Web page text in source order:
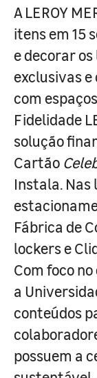
A LEROY
itens em 15
e decorar
exclusivas
com
Fidelidade
solução
Cartão
Instala. Nas
Fábrica de
lockers e
Com foco
a
conteúdos
possuem a